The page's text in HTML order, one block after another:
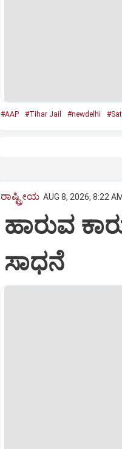
#AAP #Tihar Jail #newdelhi
ರಾಷ್ಟ್ರೀಯ AUG 8, 2026, 8:22
ಹಾರುವ
ಸಾಧನೆ